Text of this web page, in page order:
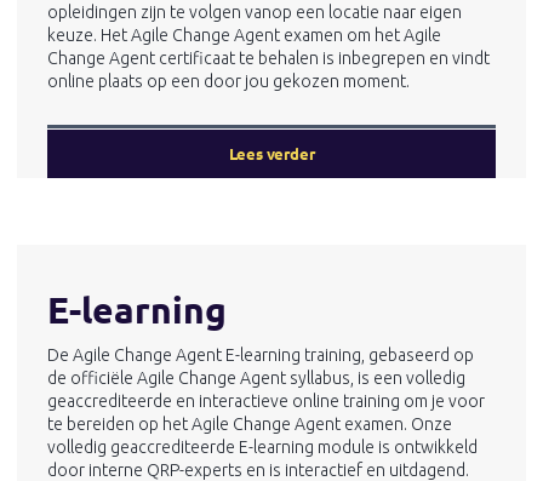
opleidingen zijn te volgen vanop een locatie naar eigen
keuze. Het Agile Change Agent examen om het Agile
Change Agent certificaat te behalen is inbegrepen en vindt
online plaats op een door jou gekozen moment.
Lees verder
E-learning
De Agile Change Agent E-learning training, gebaseerd op
de officiële Agile Change Agent syllabus, is een volledig
geaccrediteerde en interactieve online training om je voor
te bereiden op het Agile Change Agent examen. Onze
volledig geaccrediteerde E-learning module is ontwikkeld
door interne QRP-experts en is interactief en uitdagend.